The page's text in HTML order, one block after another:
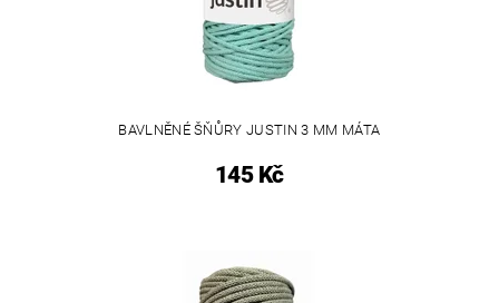
BAVLNĚNÉ ŠŇŮRY JUSTIN 3 MM MÁTA
145 Kč